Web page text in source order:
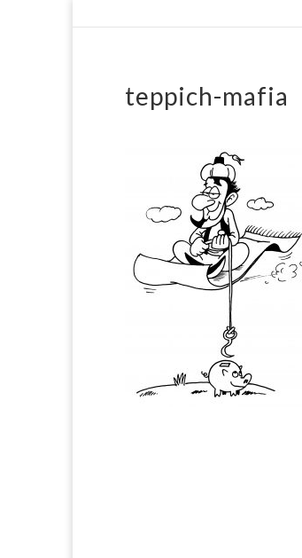
teppich-mafia